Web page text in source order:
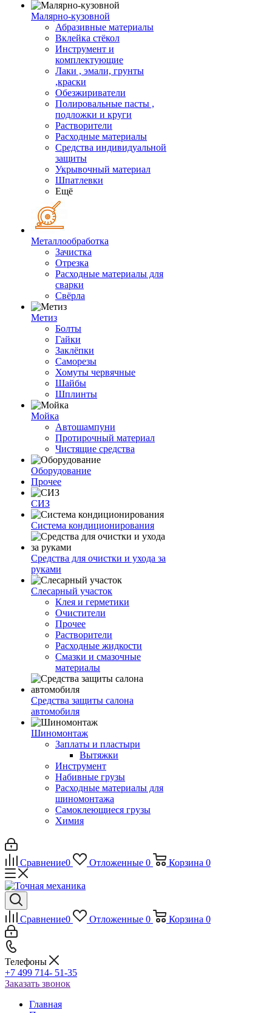
Малярно-кузовной
Абразивные материалы
Вклейка стёкол
Инструмент и
комплектующие
Лаки , эмали, грунты
,краски
Обезжириватели
Полировальные пасты ,
подложки и круги
Растворители
Расходные материалы
Средства индивидуальной
защиты
Укрывочный материал
Шпатлевки
Ещё
Металлообработка
Зачистка
Отрезка
Расходные материалы для
сварки
Свёрла
Метиз
Болты
Гайки
Заклёпки
Саморезы
Хомуты червячные
Шайбы
Шплинты
Мойка
Автошампуни
Протирочный материал
Чистящие средства
Оборудование
Прочее
СИЗ
Система кондиционирования
Средства для очистки и ухода за
руками
Слесарный участок
Клея и герметики
Очистители
Прочее
Растворители
Расходные жидкости
Смазки и смазочные
материалы
Средства защиты салона
автомобиля
Шиномонтаж
Заплаты и пластыри
Вытяжки
Инструмент
Набивные грузы
Расходные материалы для
шиномонтажа
Самоклеющиеся грузы
Химия
Сравнение0 Отложенные 0 Корзина 0
Сравнение0 Отложенные 0 Корзина 0
Телефоны
+7 499 714- 51-35
Заказать звонок
Главная